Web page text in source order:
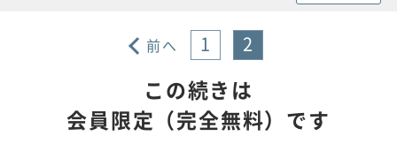
前へ 1 2
この続きは
会員限定（完全無料）です